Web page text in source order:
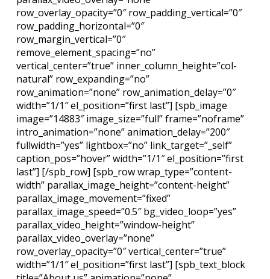
row_overlay_opacity=”0″ row_padding_vertical=”0″
row_padding_horizontal=”0″
row_margin_vertical=”0″
remove_element_spacing=”no”
vertical_center=”true” inner_column_height=”col-
natural” row_expanding=”no”
row_animation=”none” row_animation_delay=”0″
width=”1/1″ el_position=”first last”] [spb_image
image=”14883″ image_size=”full” frame=”noframe”
intro_animation=”none” animation_delay=”200″
fullwidth=”yes” lightbox=”no” link_target=”_self”
caption_pos=”hover” width=”1/1″ el_position=”first
last”] [/spb_row] [spb_row wrap_type=”content-
width” parallax_image_height=”content-height”
parallax_image_movement=”fixed”
parallax_image_speed=”0.5″ bg_video_loop=”yes”
parallax_video_height=”window-height”
parallax_video_overlay=”none”
row_overlay_opacity=”0″ vertical_center=”true”
width=”1/1″ el_position=”first last”] [spb_text_block